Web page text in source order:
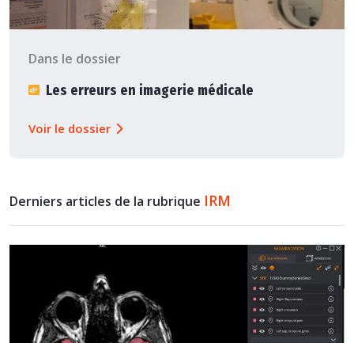
Dans le dossier
Les erreurs en imagerie médicale
Voir le dossier
Derniers articles de la rubrique IRM